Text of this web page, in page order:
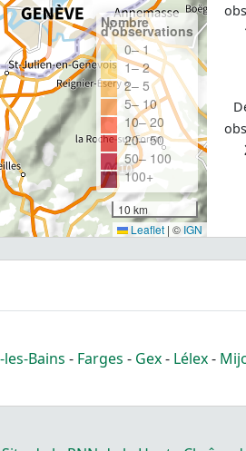
Nombre
d'observations
0– 1
1– 2
2– 5
5– 10
10– 20
20– 50
50– 100
100+
10 km
Leaflet | © IGN
Bains - Farges - Gex- Lélex-